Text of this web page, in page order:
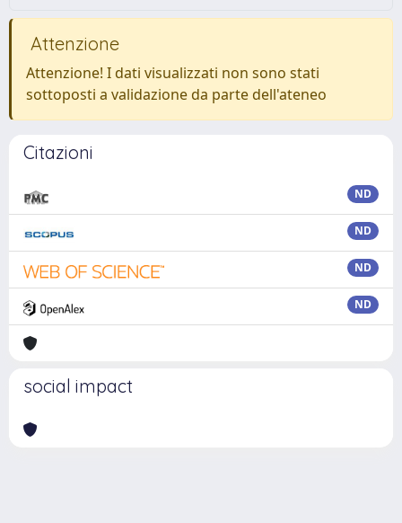
Attenzione
Attenzione! I dati visualizzati non sono stati
sottoposti a validazione da parte dell'ateneo
Citazioni
ND
ND
ND
ND
social impact